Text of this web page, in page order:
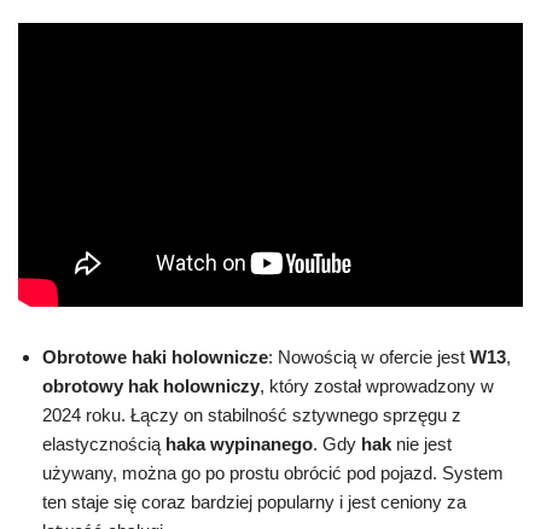
Obrotowe haki holownicze: Nowością w ofercie jest W13,
obrotowy hak holowniczy, który został wprowadzony w
2024 roku. Łączy on stabilność sztywnego sprzęgu z
elastycznością haka wypinanego. Gdy hak nie jest
używany, można go po prostu obrócić pod pojazd. System
ten staje się coraz bardziej popularny i jest ceniony za